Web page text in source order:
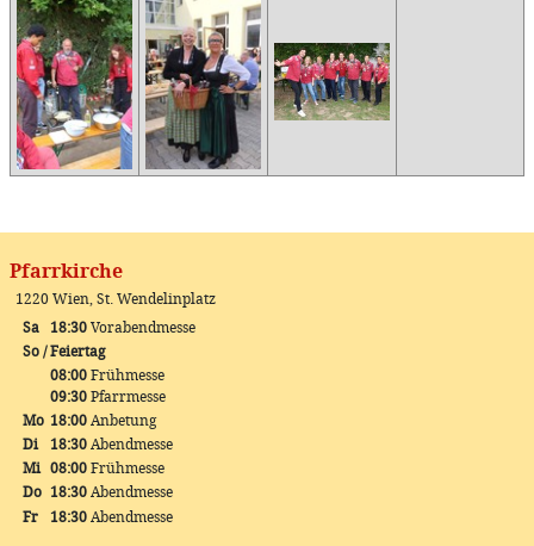
Pfarrkirche
1220 Wien, St. Wendelinplatz
Sa
18:30 Vorabendmesse
So / Feiertag
08:00 Frühmesse
09:30 Pfarrmesse
Mo 18:00 Anbetung
Di
18:30 Abendmesse
Mi 08:00 Frühmesse
Do 18:30 Abendmesse
Fr
18:30 Abendmesse